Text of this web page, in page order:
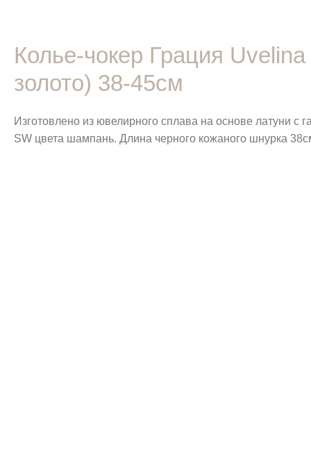
Колье-чокер Грация
золото) 38-45см
Изготовлено из ювелирного сплава на основе латуни
SW цвета шампань. Длина черного кожаного шнурка